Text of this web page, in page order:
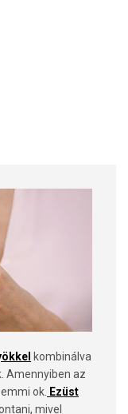
kombinálva
Amennyiben az
ok. Ezüst
mivel